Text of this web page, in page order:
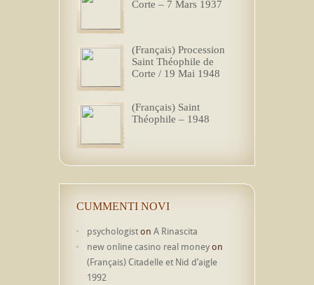
Corte – 7 Mars 1937
(Français) Procession
Saint Théophile de
Corte / 19 Mai 1948
(Français) Saint
Théophile – 1948
CUMMENTI NOVI
psychologiston A Rinascita
new online casino real moneyon
(Français) Citadelle et Nid d’aigle
1992